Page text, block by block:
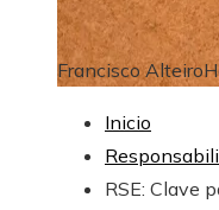
Francisco Alteiro
Inicio
RSE: Clave